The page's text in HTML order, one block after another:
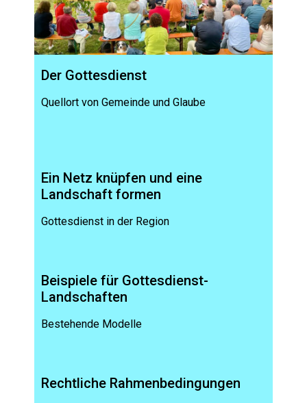
Der Gottesdienst
Quellort von Gemeinde und Glaube
Ein Netz knüpfen und eine
Landschaft formen
Gottesdienst in der Region
Beispiele für Gottesdienst-
Landschaften
Bestehende Modelle
Rechtliche Rahmenbedingungen